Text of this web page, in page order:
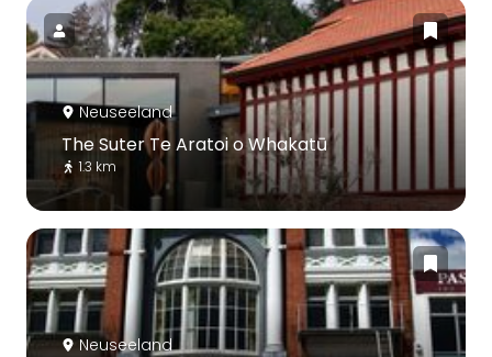
Neuseeland
The Suter Te Aratoi o Whakatū
1.3 km
Neuseeland